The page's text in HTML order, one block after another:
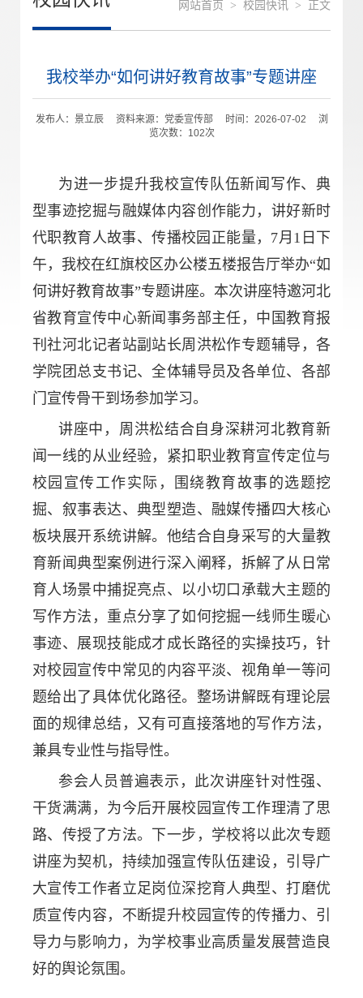
网站首页 > 校园快讯 > 正文
我校举办“如何讲好教育故事”专题讲座
发布人：景立辰 资料来源：党委宣传部 时间：2026-07-02 浏
览次数：
102次
为进一步提升我校宣传队伍新闻写作、典
型事迹挖掘与融媒体内容创作能力，讲好新时
代职教育人故事、传播校园正能量，7月1日下
午，我校在红旗校区办公楼五楼报告厅举办“如
何讲好教育故事”专题讲座。本次讲座特邀河北
省教育宣传中心新闻事务部主任，中国教育报
刊社河北记者站副站长周洪松作专题辅导，各
学院团总支书记、全体辅导员及各单位、各部
门宣传骨干到场参加学习。
讲座中，周洪松结合自身深耕河北教育新
闻一线的从业经验，紧扣职业教育宣传定位与
校园宣传工作实际，围绕教育故事的选题挖
掘、叙事表达、典型塑造、融媒传播四大核心
板块展开系统讲解。他结合自身采写的大量教
育新闻典型案例进行深入阐释，拆解了从日常
育人场景中捕捉亮点、以小切口承载大主题的
写作方法，重点分享了如何挖掘一线师生暖心
事迹、展现技能成才成长路径的实操技巧，针
对校园宣传中常见的内容平淡、视角单一等问
题给出了具体优化路径。整场讲解既有理论层
面的规律总结，又有可直接落地的写作方法，
兼具专业性与指导性。
参会人员普遍表示，此次讲座针对性强、
干货满满，为今后开展校园宣传工作理清了思
路、传授了方法。下一步，学校将以此次专题
讲座为契机，持续加强宣传队伍建设，引导广
大宣传工作者立足岗位深挖育人典型、打磨优
质宣传内容，不断提升校园宣传的传播力、引
导力与影响力，为学校事业高质量发展营造良
好的舆论氛围。